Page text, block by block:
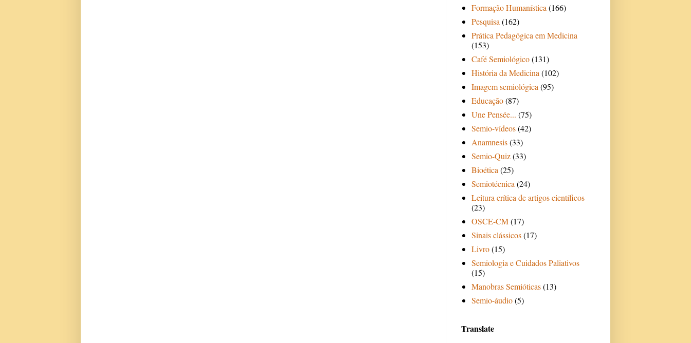
Formação Humanística (166)
Pesquisa (162)
Prática Pedagógica em Medicina
(153)
Café Semiológico(131)
História da Medicina (102)
Imagem semiológica (95)
Educação(87)
Une Pensée... (75)
Semio-vídeos(42)
Anamnesis(33)
Semio-Quiz(33)
Bioética (25)
Semiotécnica (24)
Leitura crítica de artigos científicos
(23)
OSCE-CM(17)
Sinais clássicos(17)
Livro(15)
Semiologia e Cuidados Paliativos
(15)
Manobras Semióticas(13)
Semio-áudio(5)
Translate